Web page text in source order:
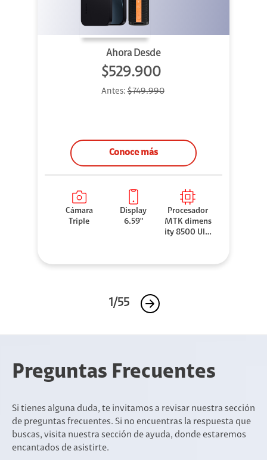
Ahora Desde
$529.900
Antes:$749.990
Conoce más
Cámara
Triple
Display
6.59"
Procesador
MTK dimens
ity 8500 Ultr
1/55
Preguntas Frecuentes
Si tienes alguna duda, te invitamos a revisar nuestra sección
de preguntas frecuentes. Si no encuentras la respuesta que
buscas, visita nuestra sección de ayuda, donde estaremos
encantados de asistirte.